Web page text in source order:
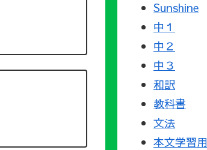
Sunshine
中１
中２
中３
和訳
教科書
文法
本文学習用